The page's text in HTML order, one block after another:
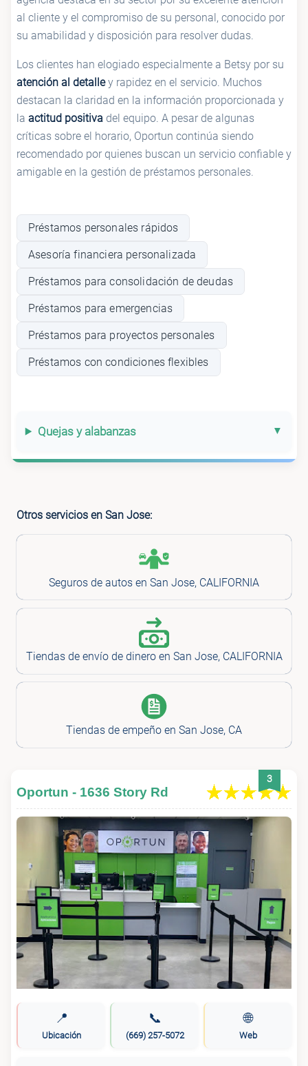
al cliente y el compromiso de su personal, conocido por
su amabilidad y disposición para resolver dudas.
Los clientes han elogiado especialmente a Betsy por su
atención al detalley rapidez en el servicio. Muchos
destacan la claridad en la información proporcionada y
la actitud positiva del equipo. A pesar de algunas
críticas sobre el horario, Oportun continúa siendo
recomendado por quienes buscan un servicio confiable y
amigable en la gestión de préstamos personales.
Préstamos personales rápidos
Asesoría financiera personalizada
Préstamos para consolidación de deudas
Préstamos para emergencias
Préstamos para proyectos personales
Préstamos con condiciones flexibles
Quejas y alabanzas
Otros servicios en San Jose:
Seguros de autos en San Jose, CALIFORNIA
Tiendas de envío de dinero en San Jose, CALIFORNIA
Tiendas de empeño en San Jose, CA
3
Oportun - 1636 Story Rd
📍
Ubicación
📞
(669) 257-5072
🌐
Web